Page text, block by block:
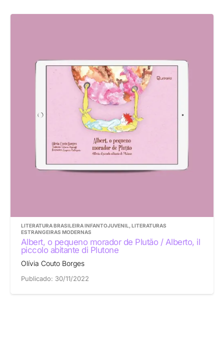
LITERATURA BRASILEIRA INFANTOJUVENIL, LITERATURAS
ESTRANGEIRAS MODERNAS
Albert, o pequeno morador de Plutão / Alberto, il
piccolo abitante di Plutone
Olívia Couto Borges
Publicado: 30/11/2022